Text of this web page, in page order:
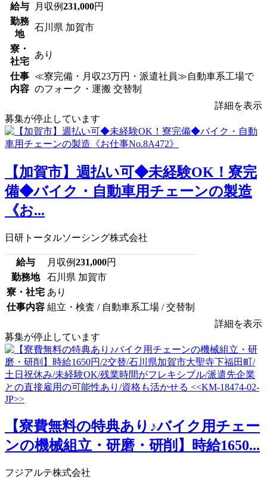
給与 月収例231,000円
勤務
地
石川県 加賀市
寮・
社宅
あり
仕事
内容
≪寮完備・月収23万円・派遣社員≫自動車系工場で
のフォーク・運搬 交替制
詳細を表示
募集が停止しています
【加賀市】週払い可◆未経験OK！寮完
備◆バイク・自動車用チェーンの製造
《お...
日研トータルソーシング株式会社
給与 月収例231,000円
勤務地
石川県 加賀市
寮・社宅 あり
仕事内容 組立・検査 / 自動車系工場 / 交替制
詳細を表示
募集が停止しています
【寮費無料の特典あり♪バイク用チェー
ンの機械組立・研磨・研削】時給1650...
フジアルテ株式会社